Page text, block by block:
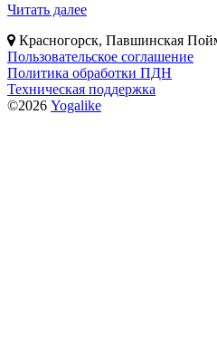
Читать далее
Красногорск, Павшинская
Пользовательское соглашение
Политика обработки ПДН
Техническая поддержка
©2026 Yogalike